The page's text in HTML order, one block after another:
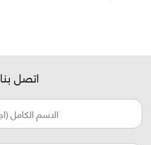
اتصل بنا